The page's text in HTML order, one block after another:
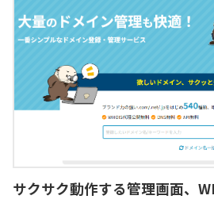
サクサク動作する管理画面、